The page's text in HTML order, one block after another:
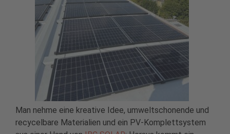
Man nehme eine kreative Idee, umweltschonende und
recycelbare Materialien und ein PV-Komplettsystem